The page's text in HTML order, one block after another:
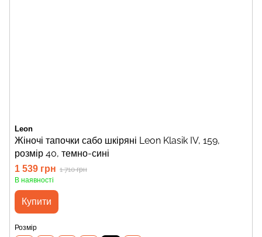
Leon
Жіночі тапочки сабо шкіряні Leon Klasik IV, 159,
розмір 40, темно-сині
1 539 грн 1 710 грн
В наявності
Купити
Розмір